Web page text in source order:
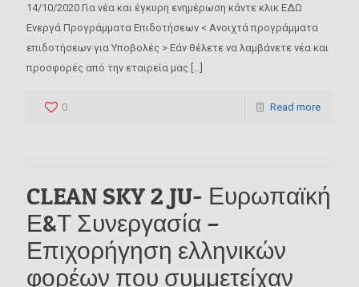
14/10/2020 Για νέα και έγκυρη ενημέρωση κάντε κλικ ΕΔΩ
Ενεργά Προγράμματα Επιδοτήσεων < Ανοιχτά προγράμματα
επιδοτήσεων για Υποβολές > Εάν θέλετε να λαμβάνετε νέα και
προσφορές από την εταιρεία μας
0 Read more
CLEAN SKY 2 JU- Ευρωπαϊκή
Ε&Τ Συνεργασία –
Επιχορήγηση ελληνικών
φορέων που συμμετείχαν